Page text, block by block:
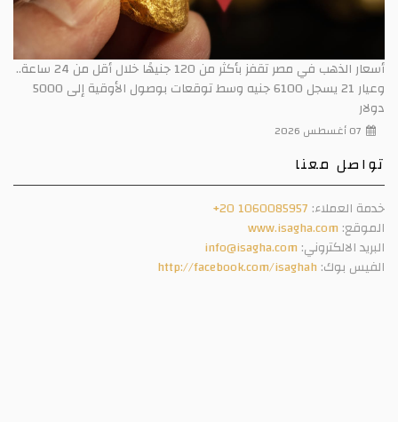
أسعار الذهب في مصر تقفز بأكثر من 120 جنيهًا خلال أقل من 24 ساعة..
وعيار 21 يسجل 6100 جنيه وسط توقعات بوصول الأوقية إلى 5000
دولار
07 أغسطس 2026
تواصل معنا
خدمة العملاء: +20 1060085957
الموقع: www.isagha.com
البريد الالكتروني: info@isagha.com
الفيس بوك: http://facebook.com/isaghah